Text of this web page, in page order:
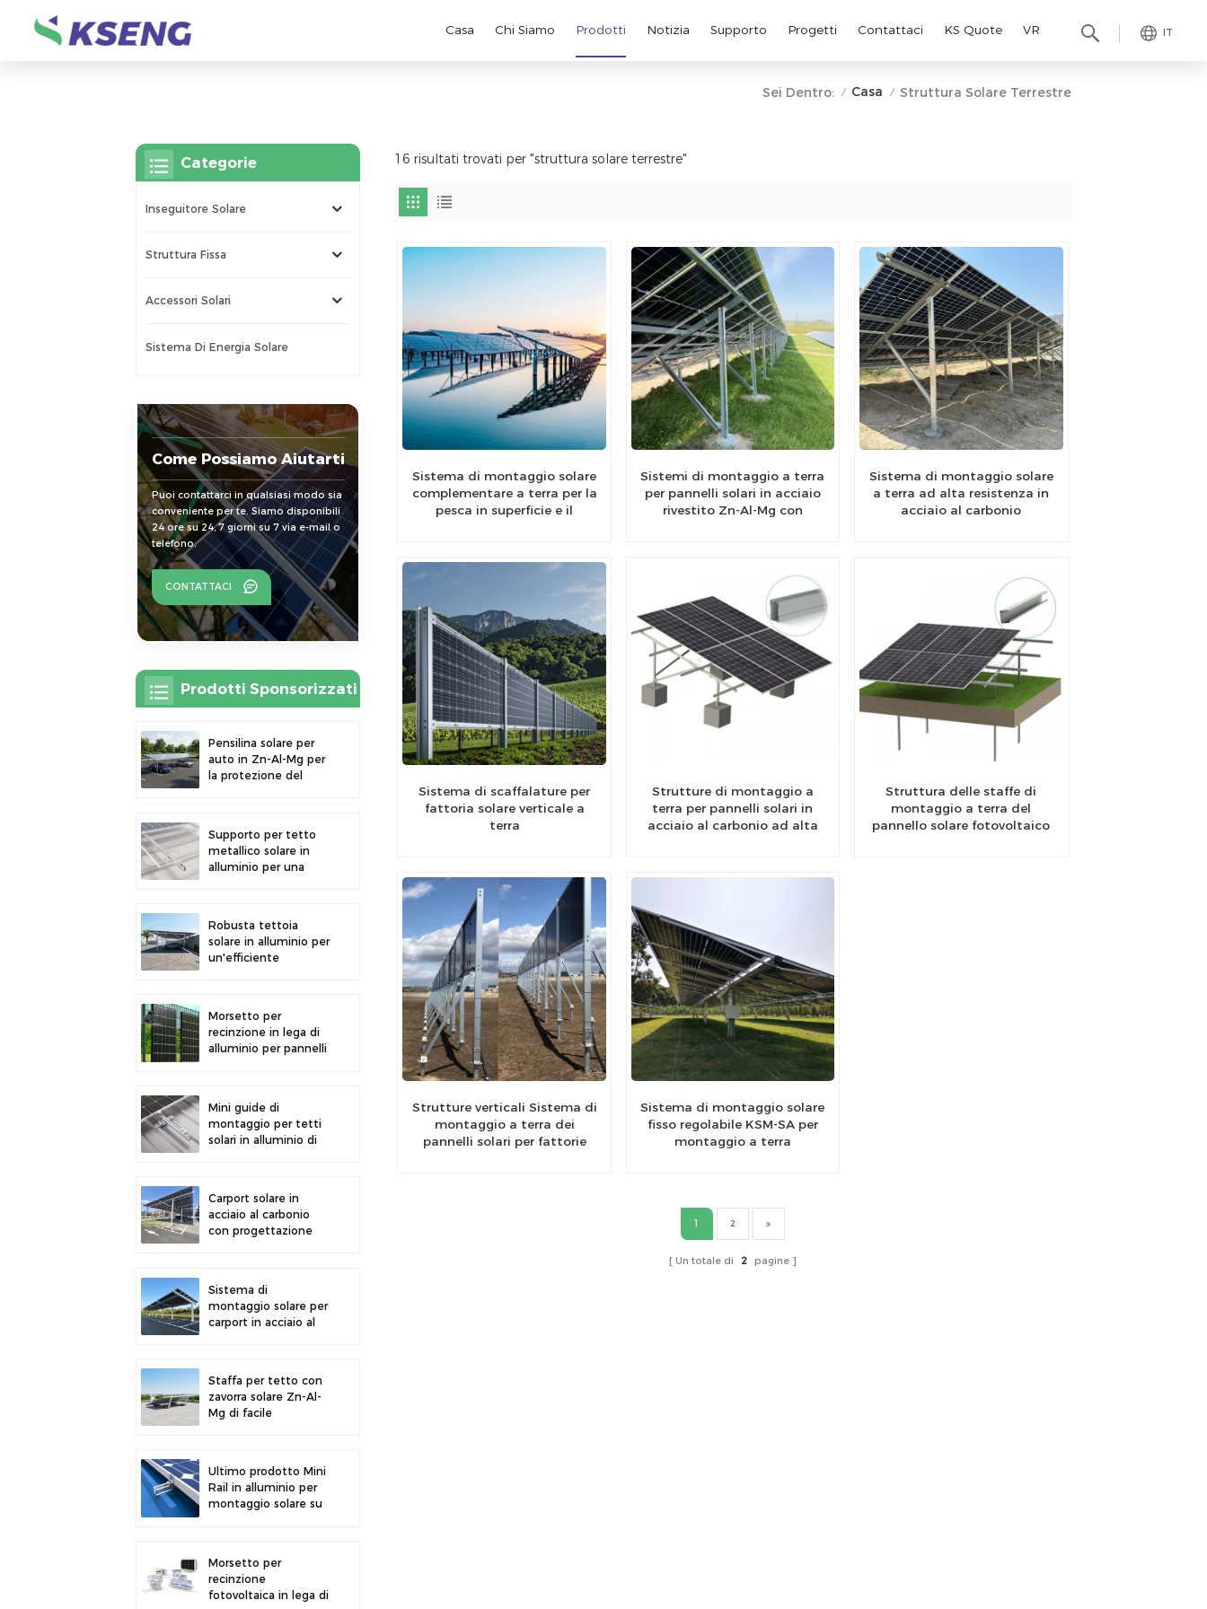
IT
Casa Chi Siamo Prodotti Notizia Supporto Progetti Contattaci KS Quote VR
Sei Dentro: / Casa / Struttura Solare Terrestre
16 risultati trovati per "struttura solare terrestre"
Sistema di montaggio solare
complementare a terra per la
pesca in superficie e il
Sistemi di montaggio a terra
per pannelli solari in acciaio
rivestito Zn-Al-Mg con
Sistema di montaggio solare
a terra ad alta resistenza in
acciaio al carbonio
Sistema di scaffalature per
fattoria solare verticale a
terra
Strutture di montaggio a
terra per pannelli solari in
acciaio al carbonio ad alta
Struttura delle staffe di
montaggio a terra del
pannello solare fotovoltaico
Strutture verticali Sistema di
montaggio a terra dei
pannelli solari per fattorie
Sistema di montaggio solare
fisso regolabile KSM-SA per
montaggio a terra
1 2
Un totale di 2 pagine
Categorie
Inseguitore Solare
Struttura Fissa
Accessori Solari
Sistema Di Energia Solare
Come Possiamo Aiutarti
Puoi contattarci in qualsiasi modo sia
conveniente per te. Siamo disponibili
24 ore su 24, 7 giorni su 7 via e-mail o
telefono.
CONTATTACI
Prodotti Sponsorizzati
Pensilina solare per
auto in Zn-Al-Mg per
la protezione del
Supporto per tetto
metallico solare in
alluminio per una
Robusta tettoia
solare in alluminio per
un'efficiente
Morsetto per
recinzione in lega di
alluminio per pannelli
recinzione.
Mini guide di
montaggio per tetti
solari in alluminio di
Carport solare in
acciaio al carbonio
con progettazione
Sistema di
montaggio solare per
carport in acciaio al
solari
Staffa per tetto con
zavorra solare Zn-Al-
Mg di facile
Ultimo prodotto Mini
Rail in alluminio per
montaggio solare su
Morsetto per
recinzione
fotovoltaica in lega di